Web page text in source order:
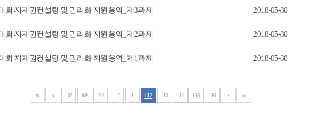
회 지재권컨설팅 및 권리화 지원용역_제3과제 2018-05-30
회 지재권컨설팅 및 권리화 지원용역_제2과제 2018-05-30
회 지재권컨설팅 및 권리화 지원용역_제1과제 2018-05-30
107 108 109 110 111 112 113 114 115 116